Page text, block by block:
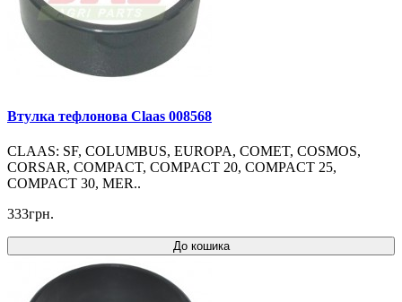
Втулка тефлонова Claas 008568
CLAAS: SF, COLUMBUS, EUROPA, COMET, COSMOS,
CORSAR, COMPACT, COMPACT 20, COMPACT 25,
COMPACT 30, MER..
333грн.
До кошика